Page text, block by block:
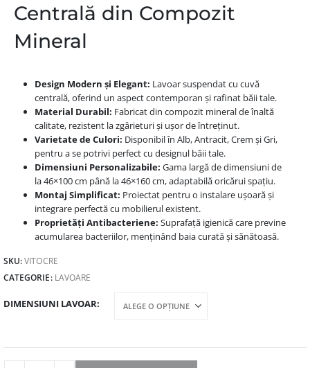
Centrală din Compozit
Mineral
Design Modern și Elegant: Lavoar suspendat cu cuvă
centrală, oferind un aspect contemporan și rafinat băii tale.
Material Durabil: Fabricat din compozit mineral de înaltă
calitate, rezistent la zgârieturi și ușor de întreținut.
Varietate de Culori: Disponibil în Alb, Antracit, Crem și Gri,
pentru a se potrivi perfect cu designul băii tale.
Dimensiuni Personalizabile: Gama largă de dimensiuni de
la 46×100 cm până la 46×160 cm, adaptabilă oricărui spațiu.
Montaj Simplificat: Proiectat pentru o instalare ușoară și
integrare perfectă cu mobilierul existent.
Proprietăți Antibacteriene: Suprafață igienică care previne
acumularea bacteriilor, menținând baia curată și sănătoasă.
SKU:VITOCRE
CATEGORIE: LAVOARE
DIMENSIUNI LAVOAR